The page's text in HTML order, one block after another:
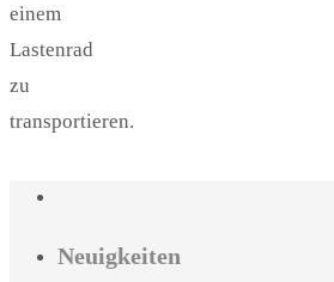
einem
Lastenrad
zu
transportieren.
Neuigkeiten